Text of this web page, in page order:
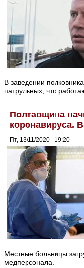
В заведении
патрульных, что
Полтавщина
коронавируса.
Пт, 13/11/2020 - 19:20
Местные больницы
медперсонала.